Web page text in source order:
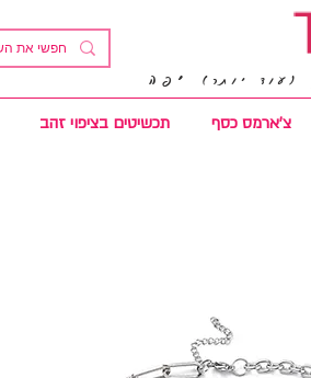
(עוד יותר) יפה
צ'ארמס כסף תכשיטים בציפוי זהב